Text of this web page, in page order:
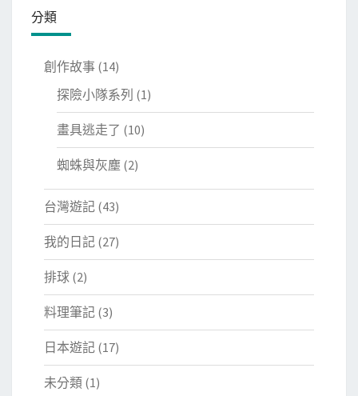
分類
創作故事 (14)
探險小隊系列 (1)
畫具逃走了 (10)
蜘蛛與灰塵 (2)
台灣遊記 (43)
我的日記 (27)
排球 (2)
料理筆記 (3)
日本遊記 (17)
未分類 (1)